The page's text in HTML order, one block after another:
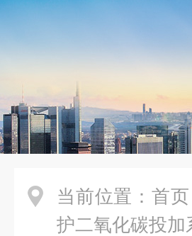
当前位置： 首页
护二氧化碳投加